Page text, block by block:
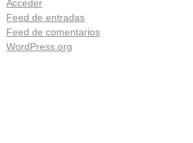
Acceder
Feed de entradas
Feed de comentarios
WordPress.org